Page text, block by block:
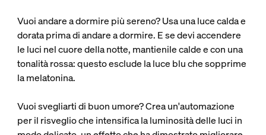
Vuoi andare a dormire più sereno? Usa una luce calda e
dorata prima di andare a dormire. E se devi accendere
le luci nel cuore della notte, mantienile calde e con una
tonalità rossa: questo esclude la luce blu che sopprime
la melatonina.
Vuoi svegliarti di buon umore? Crea un'automazione
per il risveglio che intensifica la luminosità delle luci in